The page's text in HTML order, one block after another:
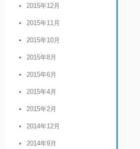
2015年12月
2015年11月
2015年10月
2015年8月
2015年6月
2015年4月
2015年2月
2014年12月
2014年9月